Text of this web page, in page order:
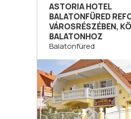
ASTORIA HOTEL
BALATONFÜRED
VÁROSRÉSZÉBEN,
BALATONHOZ
Balatonfüred